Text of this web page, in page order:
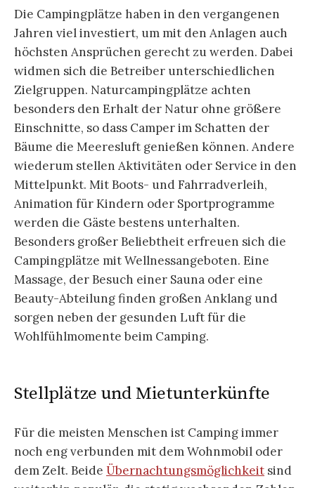
Die Campingplätze haben in den vergangenen
Jahren viel investiert, um mit den Anlagen auch
höchsten Ansprüchen gerecht zu werden. Dabei
widmen sich die Betreiber unterschiedlichen
Zielgruppen. Naturcampingplätze achten
besonders den Erhalt der Natur ohne größere
Einschnitte, so dass Camper im Schatten der
Bäume die Meeresluft genießen können. Andere
wiederum stellen Aktivitäten oder Service in den
Mittelpunkt. Mit Boots- und Fahrradverleih,
Animation für Kindern oder Sportprogramme
werden die Gäste bestens unterhalten.
Besonders großer Beliebtheit erfreuen sich die
Campingplätze mit Wellnessangeboten. Eine
Massage, der Besuch einer Sauna oder eine
Beauty-Abteilung finden großen Anklang und
sorgen neben der gesunden Luft für die
Wohlfühlmomente beim Camping.
Stellplätze und Mietunterkünfte
Für die meisten Menschen ist Camping immer
noch eng verbunden mit dem Wohnmobil oder
dem Zelt. Beide Übernachtungsmöglichkeit sind